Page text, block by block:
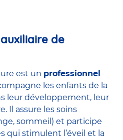
auxiliaire de
est un professionnel
les enfants de la
leur développement, leur
Il assure les soins
sommeil) et participe
qui stimulent l’éveil et la